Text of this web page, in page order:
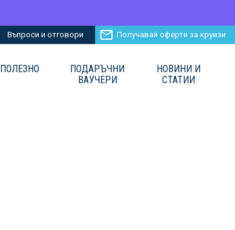
Въпроси и отговори Получавай оферти за круизи
ПОЛЕЗНО
ПОДАРЪЧНИ
ВАУЧЕРИ
НОВИНИ И
СТАТИИ